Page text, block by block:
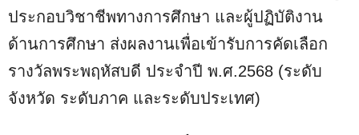
ประกอบวิชาชีพทางการศึกษา และผู้ปฏิบัติงาน
ด้านการศึกษา ส่งผลงานเพื่อเข้ารับการคัดเลือก
รางวัลพระพฤหัสบดี ประจำปี พ.ศ.2568 (ระดับ
จังหวัด ระดับภาค และระดับประเทศ)